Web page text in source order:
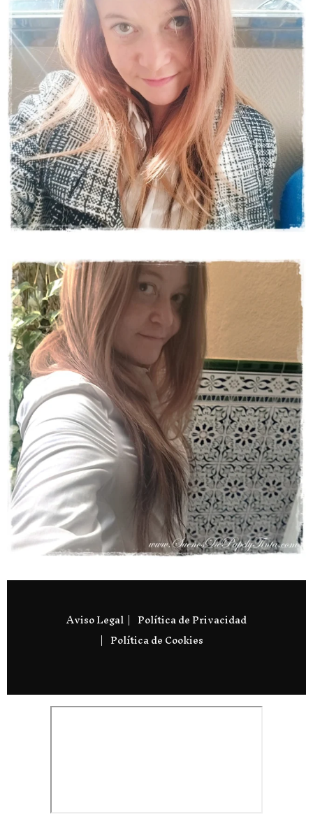
Aviso Legal
Política de Privacidad
Política de Cookies